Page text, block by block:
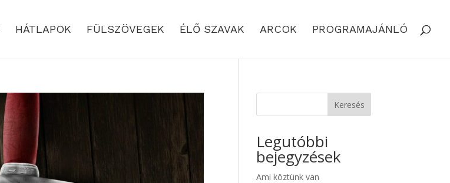
HÁTLAPOK FÜLSZÖVEGEK ÉLŐ SZAVAK ARCOK PROGRAMAJÁNLÓ
Keresés
Legutóbbi
bejegyzések
Ami köztünk van